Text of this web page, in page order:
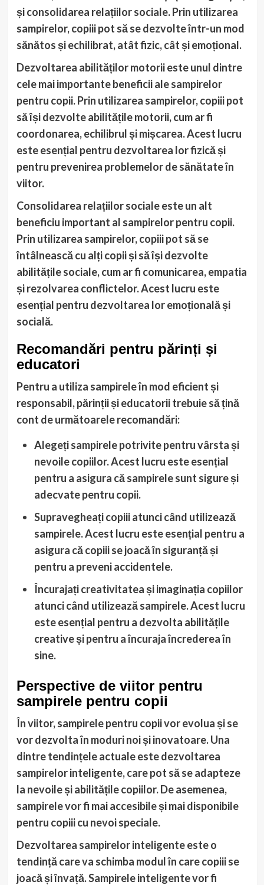
și consolidarea relațiilor sociale. Prin utilizarea
sampirelor, copiii pot să se dezvolte într-un mod
sănătos și echilibrat, atât fizic, cât și emoțional.
Dezvoltarea abilităților motoriieste unul dintre
cele mai importante beneficii ale sampirelor
pentru copii. Prin utilizarea sampirelor, copiii pot
să își dezvolte abilitățile motorii, cum ar fi
coordonarea, echilibrul și mișcarea. Acest lucru
este esențial pentru dezvoltarea lor fizică și
pentru prevenirea problemelor de sănătate în
viitor.
Consolidarea relațiilor socialeeste un alt
beneficiu important al sampirelor pentru copii.
Prin utilizarea sampirelor, copiii pot să se
întâlnească cu alți copii și să își dezvolte
abilitățile sociale, cum ar fi comunicarea, empatia
și rezolvarea conflictelor. Acest lucru este
esențial pentru dezvoltarea lor emoțională și
socială.
Recomandări pentru părinți și
educatori
Pentru a utiliza sampirele în mod eficient și
responsabil, părinții și educatorii trebuie să țină
cont de următoarele recomandări:
Alegeți sampirele potrivitepentru vârsta și
nevoile copiilor. Acest lucru este esențial
pentru a asigura că sampirele sunt sigure și
adecvate pentru copii.
Supravegheați copiiiatunci când utilizează
sampirele. Acest lucru este esențial pentru a
asigura că copiii se joacă în siguranță și
pentru a preveni accidentele.
Încurajați creativitatea și imaginația copiilor
atunci când utilizează sampirele. Acest lucru
este esențial pentru a dezvolta abilitățile
creative și pentru a încuraja încrederea în
sine.
Perspective de viitor pentru
sampirele pentru copii
În viitor, sampirele pentru copii vor evolua și se
vor dezvolta în moduri noi și inovatoare. Una
dintre tendințele actuale este dezvoltarea
sampirelor inteligente, care pot să se adapteze
la nevoile și abilitățile copiilor. De asemenea,
sampirele vor fi mai accesibile și mai disponibile
pentru copiii cu nevoi speciale.
Dezvoltarea sampirelor inteligenteeste o
tendință care va schimba modul în care copiii se
joacă și învață. Sampirele inteligente vor fi